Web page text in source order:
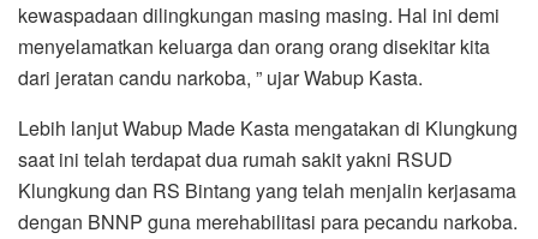
kewaspadaan dilingkungan masing masing. Hal ini demi
menyelamatkan keluarga dan orang orang disekitar kita
dari jeratan candu narkoba, ” ujar Wabup Kasta.
Lebih lanjut Wabup Made Kasta mengatakan di Klungkung
saat ini telah terdapat dua rumah sakit yakni RSUD
Klungkung dan RS Bintang yang telah menjalin kerjasama
dengan BNNP guna merehabilitasi para pecandu narkoba.